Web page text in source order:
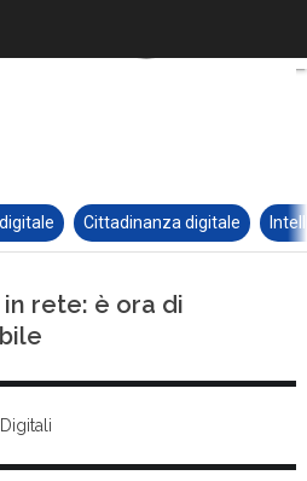
Cittadinanza digitale
rete: è ora di